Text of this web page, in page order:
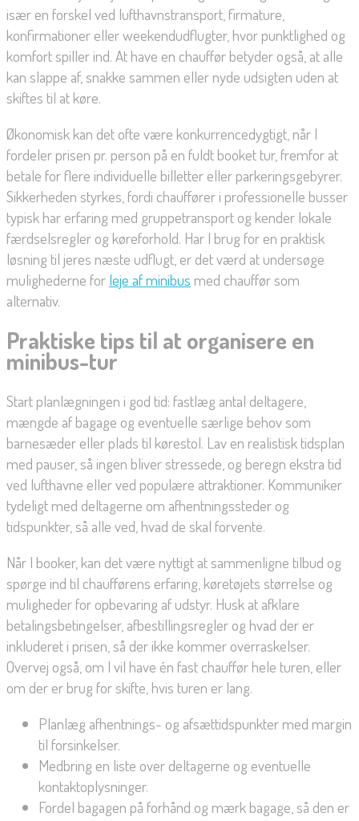
især en forskel ved lufthavnstransport, firmature,
konfirmationer eller weekendudflugter, hvor punktlighed og
komfort spiller ind. At have en chauffør betyder også, at alle
kan slappe af, snakke sammen eller nyde udsigten uden at
skiftes til at køre.
Økonomisk kan det ofte være konkurrencedygtigt, når I
fordeler prisen pr. person på en fuldt booket tur, fremfor at
betale for flere individuelle billetter eller parkeringsgebyrer.
Sikkerheden styrkes, fordi chauffører i professionelle busser
typisk har erfaring med gruppetransport og kender lokale
færdselsregler og køreforhold. Har I brug for en praktisk
løsning til jeres næste udflugt, er det værd at undersøge
mulighederne for leje af minibus med chauffør som
alternativ.
Praktiske tips til at organisere en
minibus-tur
Start planlægningen i god tid: fastlæg antal deltagere,
mængde af bagage og eventuelle særlige behov som
barnesæder eller plads til kørestol. Lav en realistisk tidsplan
med pauser, så ingen bliver stressede, og beregn ekstra tid
ved lufthavne eller ved populære attraktioner. Kommuniker
tydeligt med deltagerne om afhentningssteder og
tidspunkter, så alle ved, hvad de skal forvente.
Når I booker, kan det være nyttigt at sammenligne tilbud og
spørge ind til chaufførens erfaring, køretøjets størrelse og
muligheder for opbevaring af udstyr. Husk at afklare
betalingsbetingelser, afbestillingsregler og hvad der er
inkluderet i prisen, så der ikke kommer overraskelser.
Overvej også, om I vil have én fast chauffør hele turen, eller
om der er brug for skifte, hvis turen er lang.
Planlæg afhentnings- og afsættidspunkter med margin
til forsinkelser.
Medbring en liste over deltagerne og eventuelle
kontaktoplysninger.
Fordel bagagen på forhånd og mærk bagage, så den er